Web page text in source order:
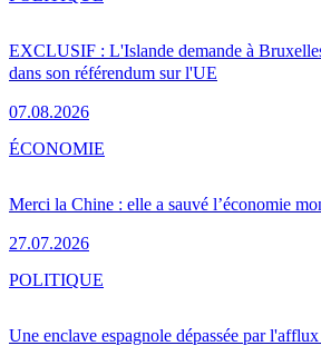
EXCLUSIF : L'Islande demande à
dans son référendum sur l'UE
07.08.2026
Merci la Chine : elle a sauvé l’économie
27.07.2026
ÉCONOMIE
Une enclave espagnole dépassée par
POLITIQUE